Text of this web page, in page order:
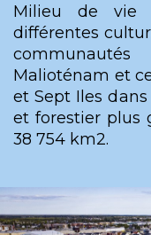
Milieu de vie
différentes
Malioténam et
et Sept Iles
et forestier plus
38 754 km2.